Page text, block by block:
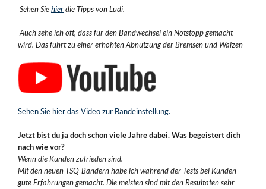
Sehen Siehierdie Tipps von Ludi.
Auch sehe ich oft, dass für den Bandwechsel ein Notstopp gemacht
wird. Das führt zu einer erhöhten Abnutzung der Bremsen und Walzen
Sehen Sie hier das Video zur Bandeinstellung.
Jetzt bist du ja doch schon viele Jahre dabei. Was begeistert dich
nach wie vor?
Wenn die Kunden zufrieden sind.
Mit den neuen TSQ-Bändern habe ich während der Tests bei Kunden
gute Erfahrungen gemacht. Die meisten sind mit den Resultaten sehr